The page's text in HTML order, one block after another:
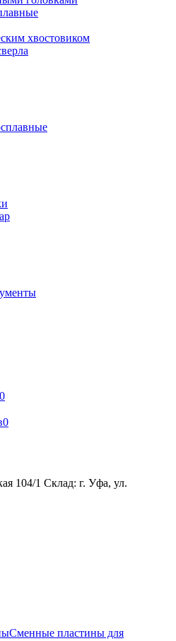
хвостовиком
0
0
104/1 Склад: г. Уфа, ул.
Сменные пластины для